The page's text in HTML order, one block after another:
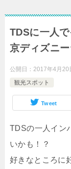
TDSに一人
京ディズニー
公開日： 2017年4月20
観光スポット
Tweet
TDSの一人イン
いかも！？
好きなところに